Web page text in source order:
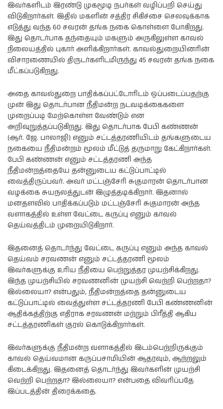
இவர்களிடம் இரண்டு முகமூடி நபர்கள் வழிப்பறி செய்து
விடுகிறார்கள். இதில் மகளின் சத்திர சிகிச்சை செலவுக்காக
எடுத்து வந்த 60 சவரன் தங்க நகை கொள்ளை போகிறது.
இது தொடர்பாக தந்தையும் மகளும் அருகிலுள்ள காவல்
நிலையத்தில் புகார் அளிக்கிறார்கள். காவல்துறையினரின்
விசாரணையில் திருடர்களிடமிருந்து 45 சவரன் தங்க நகை
மீட்கப்படுகிறது.
அதை காவல்துறை பாதிக்கப்பட்டோரிடம் ஒப்படைப்பதற்கு
முன் இது தொடர்பான நீதிமன்ற நடவடிக்கைகளை
முறைப்படி மேற்கொள்ள வேண்டும் என
அறிவுறுத்தப்படுகிறது. இது தொடர்பாக பேபி கண்ணன்
(ஆர். ஜே. பாலாஜி) எனும் சட்டத்தரணியிடம் தங்களுடைய
நகையை நீதிமன்றம் மூலம் மீட்டுத் தருமாறு கேட்கிறார்கள்.
பேபி கண்ணன் எனும் சட்டத்தரணி அந்த
நீதிமன்றத்தையே தன்னுடைய கட்டுப்பாட்டில்
வைத்திருப்பவர். அவர் மட்டஞ்சேரி சுகுமாரன் தொடர்பான
வழக்கை சுயநலத்துடன் இழுத்தடிக்கிறார். இதனால்
மனதளவில் பாதிக்கப்படும் மட்டஞ்சேரி சுகுமாரன் அந்த
வளாகத்தில் உள்ள வேட்டை கருப்பு எனும் காவல்
தெய்வத்திடம் முறையிடுகிறார்.
இதனைத் தொடர்ந்து வேட்டை கருப்பு எனும் அந்த காவல்
தெய்வம் சரவணன் எனும் சட்டத்தரணி மூலம்
இவர்களுக்கு உரிய நீதியை பெற்றுத்தர முயற்சிக்கிறது.
இந்த முயற்சியில் சரவணனின் முயற்சி வெற்றி பெற்றதா?
இல்லையா? என்பதும், நீதிமன்றத்தை தன்னுடைய
கட்டுப்பாட்டில் வைத்துள்ள சட்டத்தரணி பேபி கண்ணனின்
ஆதிக்கத்திற்கு எதிராக சரவணன் மற்றும் பிரீத்தி ஆகிய
சட்டத்தரணிகள் குரல் கொடுக்கிறார்கள்.
இவர்களுக்கு நீதிமன்ற வளாகத்தில் இடம்பெற்றிருக்கும்
காவல் தெய்வமான கருப்பசாமியின் ஆதரவும், ஆற்றலும்
கிடைக்கிறது. இதனைத் தொடர்ந்து இவர்களின் முயற்சி
வெற்றி பெற்றதா? இல்லையா? என்பதை விவரிப்பதே
இப்படத்தின் திரைக்கதை.